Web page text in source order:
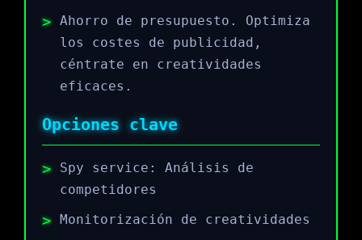
Ahorro de presupuesto. Optimiza
los costes de publicidad,
céntrate en creatividades
eficaces.
Opciones clave
Spy service: Análisis de
competidores
Monitorización de creatividades